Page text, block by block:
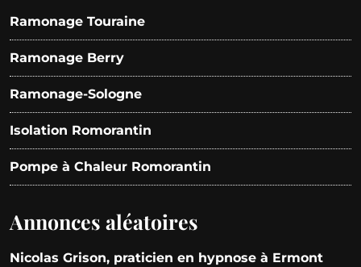
Ramonage Touraine
Ramonage Berry
Ramonage-Sologne
Isolation Romorantin
Pompe à Chaleur Romorantin
Annonces aléatoires
Nicolas Grison, praticien en hypnose à Ermont